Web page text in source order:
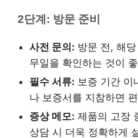
2단계: 방문 준비
사전 문의: 방문 전, 해
무일을 확인하는 것이
필수 서류: 보증 기간 이
나 보증서를 지참하면
증상 메모: 제품의 고장
상담 시 더욱 정확하게